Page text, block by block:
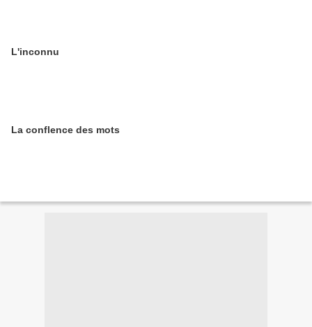
L'inconnu
La conflence des mots